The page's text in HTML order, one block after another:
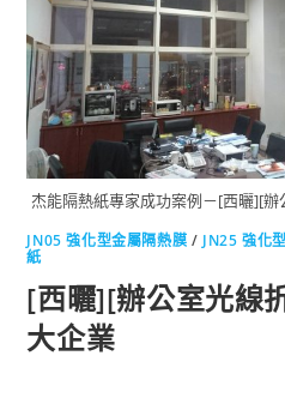
0 COMMENTS
杰能隔熱紙專家成功案例－[西曬][
JN05 強化型金屬隔熱膜 / JN25 強化
紙
[西曬][辦公室光線
大企業